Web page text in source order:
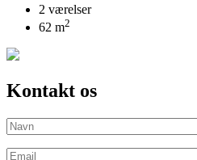
2 værelser
62 m2
Kontakt os